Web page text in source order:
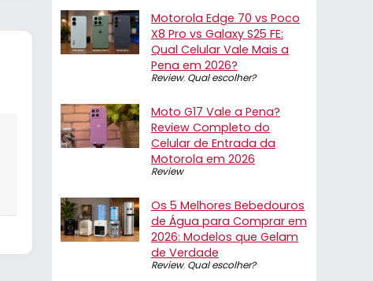
Motorola Edge 70 vs Poco
X8 Pro vs Galaxy S25 FE:
Qual Celular Vale Mais a
Pena em 2026?
Review, Qual escolher?
Moto G17 Vale a Pena?
Review Completo do
Celular de Entrada da
Motorola em 2026
Review
Os 5 Melhores Bebedouros
de Água para Comprar em
2026: Modelos que Gelam
de Verdade
Review, Qual escolher?